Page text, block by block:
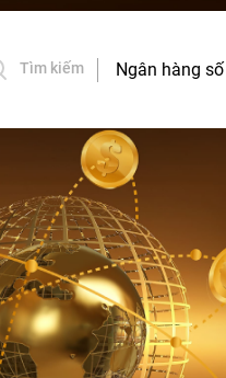
Tìm kiếm Ngân hàng số